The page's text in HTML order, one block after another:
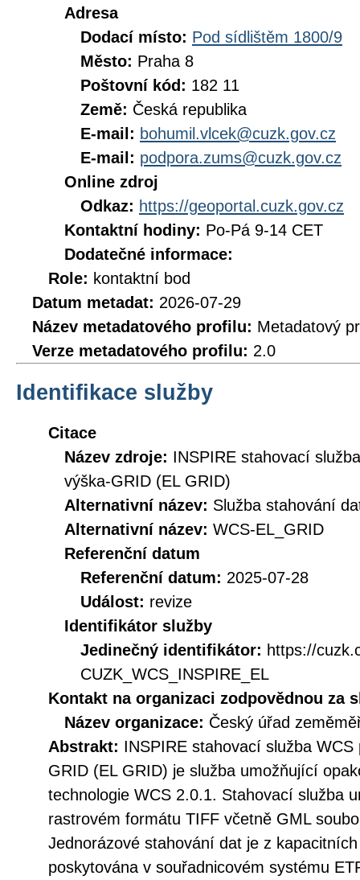
Adresa
Dodací místo: Pod sídlištěm 1800/9
Město: Praha 8
Poštovní kód: 182 11
Země: Česká republika
E-mail: bohumil.vlcek@cuzk.gov.cz
E-mail: podpora.zums@cuzk.gov.cz
Online zdroj
Odkaz: https://geoportal.cuzk.gov.cz
Kontaktní hodiny: Po-Pá 9-14 CET
Dodatečné informace:
Role: kontaktní bod
Datum metadat: 2026-07-29
Název metadatového profilu: Metadatový
Verze metadatového profilu: 2.0
Identifikace služby
Citace
Název zdroje: INSPIRE stahovací
výška-GRID (EL GRID)
Alternativní název: Služba stahování
Alternativní název: WCS-EL_GRID
Referenční datum
Referenční datum: 2025-07-28
Událost: revize
Identifikátor služby
Jedinečný identifikátor: https://
CUZK_WCS_INSPIRE_EL
Kontakt na organizaci zodpovědnou za
Název organizace: Český úřad
Abstrakt: INSPIRE stahovací služba
GRID (EL GRID) je služba umožňující
technologie WCS 2.0.1. Stahovací služba
rastrovém formátu TIFF včetně GML
Jednorázové stahování dat je z
poskytována v souřadnicovém systému